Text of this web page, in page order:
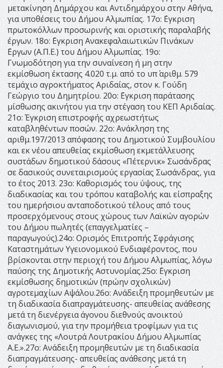
μετακίνηση Δημάρχου και Αντιδημάρχου στην Αθήνα,
για υποθέσεις του Δήμου Αλμωπίας. 17ο: ΄Εγκριση
πρωτοκόλλων προσωρινής και οριστικής παραλαβής
έργων. 18ο: ΄Εγκριση Ανακεφαλαιωτικών Πινάκων
΄Εργων (Α.Π.Ε.) του Δήμου Αλμωπίας. 19ο:
Γνωμοδότηση για την συναίνεση ή μη στην
εκμίσθωση έκτασης 4.020 τ.μ. από το υπ΄ αριθμ. 579
τεμάχιο αγροκτήματος Αριδαίας, στον κ. Γούδη
Γεώργιο του Δημητρίου. 20ο: ΄Εγκριση παράτασης
μίσθωσης ακινήτου για την στέγαση του ΚΕΠ Αριδαίας.
21ο: Έγκριση επιστροφής αχρεωστήτως
καταβληθέντων ποσών. 22ο: Ανάκληση της
αριθμ.197/2013 απόφασης του Δημοτικού Συμβουλίου
και εκ νέου απευθείας εκμίσθωση εκμετάλλευσης
συστάδων δημοτικού δάσους «Πέτερνικ» Σωσάνδρας
σε δασικούς συνεταιρισμούς εργασίας Σωσάνδρας, για
το έτος 2013. 23ο: Καθορισμός του ύψους, της
διαδικασίας και του τρόπου καταβολής και είσπραξης
του ημερήσιου ανταποδοτικού τέλους από τους
προσερχόμενους στους χώρους των Λαϊκών αγορών
του Δήμου πωλητές (επαγγελματίες –
παραγωγούς).24ο: Ορισμός Επιτροπής Σφράγισης
Καταστημάτων Υγειονομικού Ενδιαφέροντος, που
βρίσκονται στην περιοχή του Δήμου Αλμωπίας, λόγω
παύσης της Δημοτικής Αστυνομίας.25ο: ΄Εγκριση
εκμίσθωσης δημοτικών (πρώην σχολικών)
αγροτεμαχίων Αψάλου.26ο: Ανάδειξη προμηθευτών με
τη διαδικασία διαπραγμάτευσης- απευθείας ανάθεσης
μετά τη διενέργεια άγονου διεθνούς ανοικτού
διαγωνισμού, για την προμήθεια τροφίμων για τις
ανάγκες της «Λουτρά Λουτρακίου Δήμου Αλμωπίας
Α.Ε.».27ο: Ανάδειξη προμηθευτών με τη διαδικασία
διαπραγμάτευσης- απευθείας ανάθεσης μετά τη